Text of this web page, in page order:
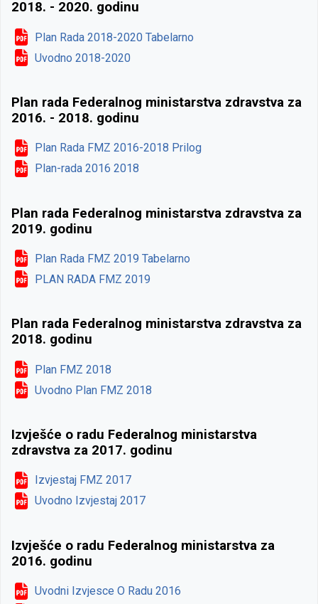
2018. - 2020. godinu
Plan Rada 2018-2020 Tabelarno
Uvodno 2018-2020
Plan rada Federalnog ministarstva zdravstva za
2016. - 2018. godinu
Plan Rada FMZ 2016-2018 Prilog
Plan-rada 2016 2018
Plan rada Federalnog ministarstva zdravstva za
2019. godinu
Plan Rada FMZ 2019 Tabelarno
PLAN RADA FMZ 2019
Plan rada Federalnog ministarstva zdravstva za
2018. godinu
Plan FMZ 2018
Uvodno Plan FMZ 2018
Izvješće o radu Federalnog ministarstva
zdravstva za 2017. godinu
Izvjestaj FMZ 2017
Uvodno Izvjestaj 2017
Izvješće o radu Federalnog ministarstva za
2016. godinu
Uvodni Izvjesce O Radu 2016